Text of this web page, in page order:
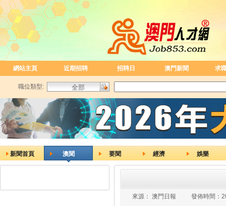
網站主頁 近期招聘 招聘日 澳門新聞 求
職位類型:
新聞首頁 澳聞 要聞 經濟 娛樂
來源： 澳門日報 發佈時間：